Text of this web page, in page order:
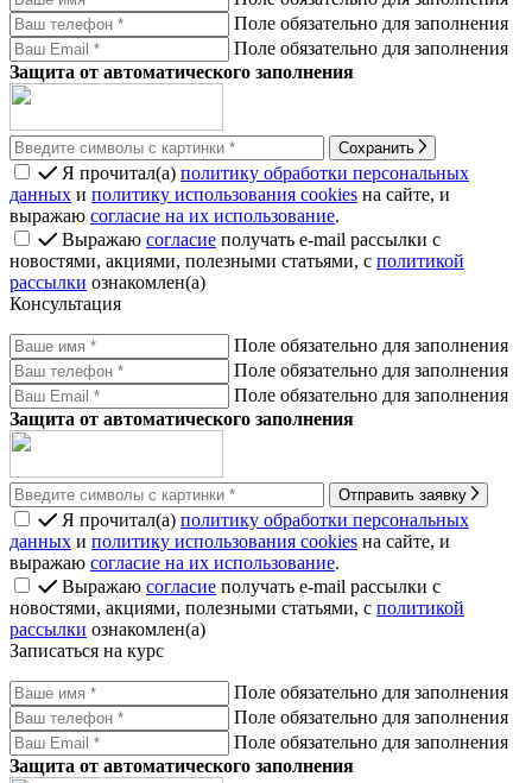
Поле обязательно для заполнения
Поле обязательно для заполнения
Защита от автоматического заполнения
Сохранить
Я прочитал(а) политику обработки персональных
данных и политику использования cookies на сайте, и
выражаю согласие на их использование.
Выражаю согласие получать e-mail рассылки с
новостями, акциями, полезными статьями, с политикой
рассылки ознакомлен(а)
Консультация
Поле обязательно для заполнения
Поле обязательно для заполнения
Поле обязательно для заполнения
Защита от автоматического заполнения
Отправить заявку
Я прочитал(а) политику обработки персональных
данных и политику использования cookies на сайте, и
выражаю согласие на их использование.
Выражаю согласие получать e-mail рассылки с
новостями, акциями, полезными статьями, с политикой
рассылки ознакомлен(а)
Записаться на курс
Поле обязательно для заполнения
Поле обязательно для заполнения
Поле обязательно для заполнения
Защита от автоматического заполнения